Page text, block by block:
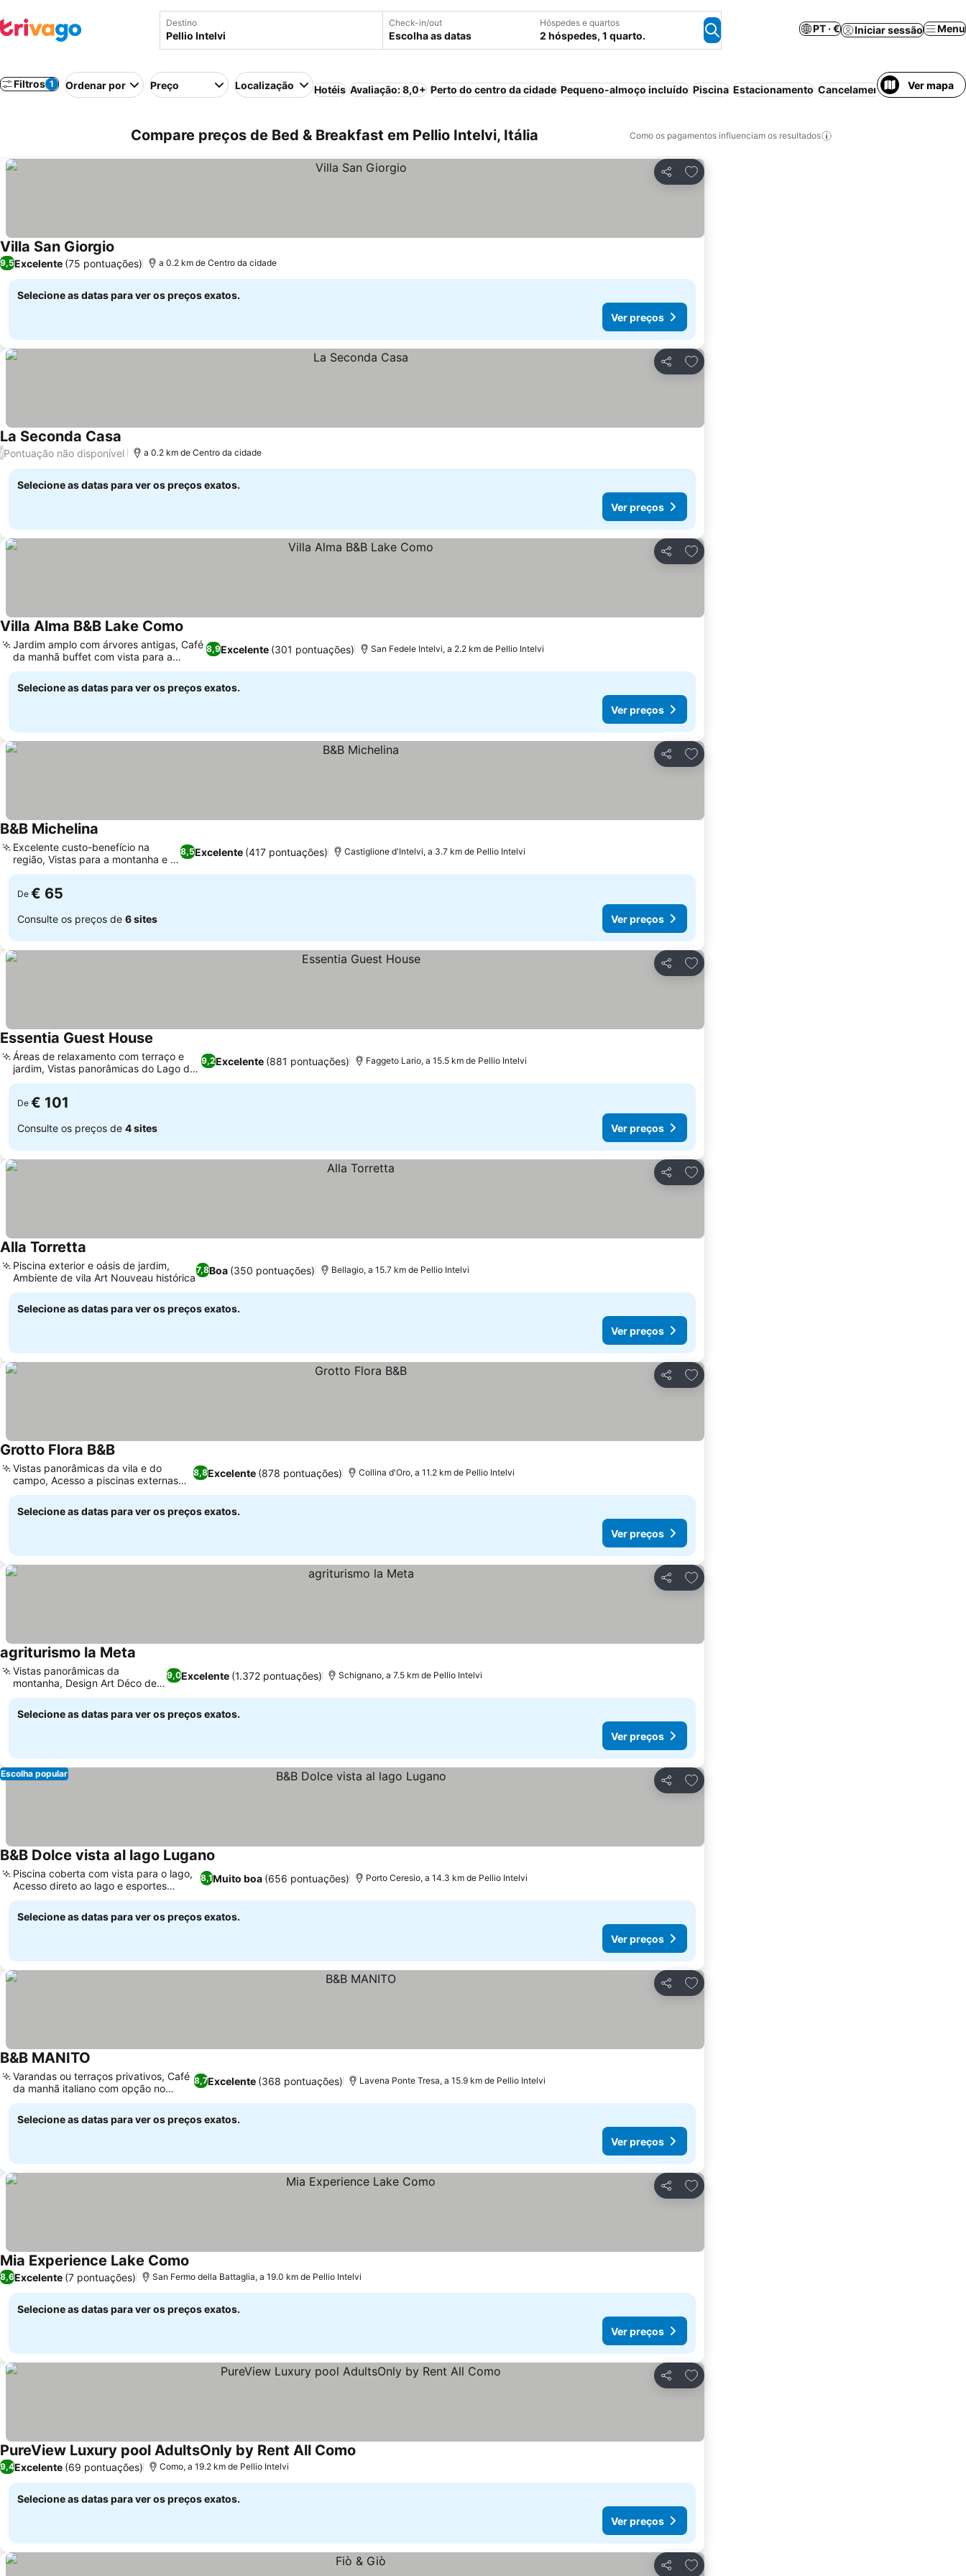
Destino Check-in/out
Escolha as datas
Hóspedes e quartos
2 hóspedes, 1 quarto.
PT · € Iniciar sessão Menu
Filtros 1 Ordenar por Preço Localização Hotéis Avaliação: 8,0+ Perto do centro da cidade Pequeno-almoço incluído Piscina Estacionamento Cancelamento gratuitoVer mapa
Compare preços de Bed & Breakfast em Pellio Intelvi, Itália Como os pagamentos influenciam os resultados
Partilhar
Adicionar aos favoritos
Villa San Giorgio
9,5Excelente (75 pontuações) a 0.2 km de Centro da cidade
Selecione as datas para ver os preços exatos.
Ver preços
Partilhar
Adicionar aos favoritos
La Seconda Casa
/Pontuação não disponível a 0.2 km de Centro da cidade
Selecione as datas para ver os preços exatos.
Ver preços
Partilhar
Adicionar aos favoritos
Villa Alma B&B Lake Como
8,9Excelente (301 pontuações)
Jardim amplo com árvores antigas, Café
da manhã buffet com vista para a
montanha
San Fedele Intelvi, a 2.2 km de Pellio Intelvi
Selecione as datas para ver os preços exatos.
Ver preços
Partilhar
Adicionar aos favoritos
B&B Michelina
8,5Excelente (417 pontuações)
Excelente custo-benefício na
região, Vistas para a montanha e o
vale
Castiglione d'Intelvi, a 3.7 km de Pellio Intelvi
De € 65
Consulte os preços de 6 sites Ver preços
Partilhar
Adicionar aos favoritos
Essentia Guest House
9,2Excelente (881 pontuações)
Áreas de relaxamento com terraço e
jardim, Vistas panorâmicas do Lago de
Como
Faggeto Lario, a 15.5 km de Pellio Intelvi
De € 101
Consulte os preços de 4 sites Ver preços
Partilhar
Adicionar aos favoritos
Alla Torretta
7,8Boa (350 pontuações)
Piscina exterior e oásis de jardim,
Ambiente de vila Art Nouveau histórica
Bellagio, a 15.7 km de Pellio Intelvi
Selecione as datas para ver os preços exatos.
Ver preços
Partilhar
Adicionar aos favoritos
Grotto Flora B&B
8,8Excelente (878 pontuações)
Vistas panorâmicas da vila e do
campo, Acesso a piscinas externas
próximas
Collina d'Oro, a 11.2 km de Pellio Intelvi
Selecione as datas para ver os preços exatos.
Ver preços
Partilhar
Adicionar aos favoritos
agriturismo la Meta
9,0Excelente (1.372 pontuações)
Vistas panorâmicas da
montanha, Design Art Déco de
fazenda
Schignano, a 7.5 km de Pellio Intelvi
Selecione as datas para ver os preços exatos.
Ver preços
Partilhar
Adicionar aos favoritos
Escolha popular
B&B Dolce vista al lago Lugano
8,1Muito boa (656 pontuações)
Piscina coberta com vista para o lago,
Acesso direto ao lago e esportes
aquáticos
Porto Ceresio, a 14.3 km de Pellio Intelvi
Selecione as datas para ver os preços exatos.
Ver preços
Partilhar
Adicionar aos favoritos
B&B MANITO
8,7Excelente (368 pontuações)
Varandas ou terraços privativos, Café
da manhã italiano com opção no
quarto
Lavena Ponte Tresa, a 15.9 km de Pellio Intelvi
Selecione as datas para ver os preços exatos.
Ver preços
Partilhar
Adicionar aos favoritos
Mia Experience Lake Como
8,6Excelente (7 pontuações) San Fermo della Battaglia, a 19.0 km de Pellio Intelvi
Selecione as datas para ver os preços exatos.
Ver preços
Partilhar
Adicionar aos favoritos
PureView Luxury pool AdultsOnly by Rent All Como
9,4Excelente (69 pontuações) Como, a 19.2 km de Pellio Intelvi
Selecione as datas para ver os preços exatos.
Ver preços
Partilhar
Adicionar aos favoritos